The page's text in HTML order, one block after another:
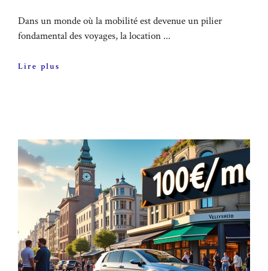
Dans un monde où la mobilité est devenue un pilier
fondamental des voyages, la location ...
Lire plus